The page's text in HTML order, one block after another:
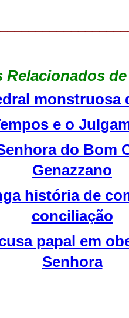
Relacionados
monstruosa
e o
do Bom
Genazzano
história de
conciliação
papal em
Senhora